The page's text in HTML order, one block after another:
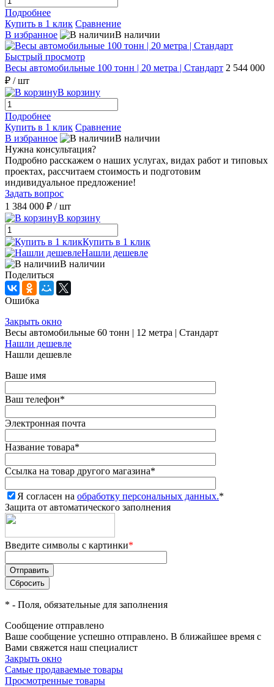
Подробнее
Купить в 1 клик Сравнение
В избранное
В наличии
Быстрый просмотр
Весы автомобильные 100 тонн | 20 метра | Стандарт 2 544 000
₽ / шт
В корзину
Подробнее
Купить в 1 клик Сравнение
В избранное
В наличии
Нужна консультация?
Подробно расскажем о наших услугах, видах работ и типовых
проектах, рассчитаем стоимость и подготовим
индивидуальное предложение!
Задать вопрос
1 384 000 ₽ / шт
В корзину
Купить в 1 клик
Нашли дешевле
В наличии
Поделиться
Ошибка
Закрыть окно
Весы автомобильные 60 тонн | 12 метра | Стандарт
Нашли дешевле
Нашли дешевле
Ваше имя
Ваш телефон*
Электронная почта
Название товара*
Ссылка на товар другого магазина*
Я согласен на обработку персональных данных.*
Защита от автоматического заполнения
Введите символы с картинки*
* - Поля, обязательные для заполнения
Сообщение отправлено
Ваше сообщение успешно отправлено. В ближайшее время с
Вами свяжется наш специалист
Закрыть окно
Самые продаваемые товары
Просмотренные товары